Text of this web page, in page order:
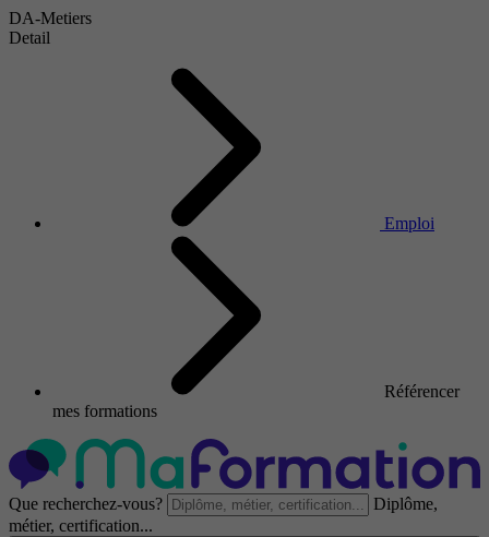
DA-Metiers
Detail
Emploi
Référencer
mes formations
Que recherchez-vous?
Diplôme,
métier, certification...